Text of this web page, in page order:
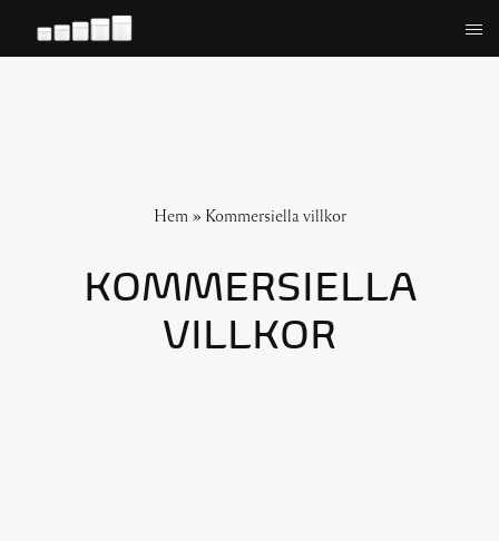
Hoppa
Hem » Kommersiella villkor
KOMMERSIELLA
VILLKOR